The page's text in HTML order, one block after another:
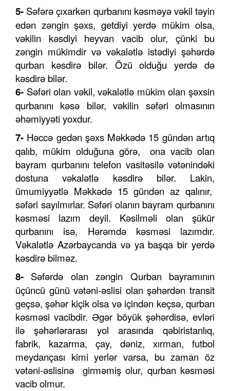
5- Səfərə çıxarkən qurbanını kəsməyə vəkil təyin
edən zəngin şəxs, getdiyi yerdə mükim olsa,
vəkilin kəsdiyi heyvan vacib olur, çünki bu
zəngin mükimdir və vəkalətlə istədiyi şəhərdə
qurban kəsdirə bilər. Özü olduğu yerdə də
kəsdirə bilər.
6- Səfəri olan vəkil, vəkalətlə mükim olan şəxsin
qurbanını kəsə bilər, vəkilin səfəri olmasının
əhəmiyyəti yoxdur.
7- Həccə gedən şəxs Məkkədə 15 gündən artıq
qalıb, mükim olduğuna görə, ona vacib olan
bayram qurbanını telefon vasitəsilə vətənindəki
dostuna vəkalətlə kəsdirə bilər. Lakin,
ümumiyyətlə Məkkədə 15 gündən az qalınır,
səfəri sayılmırlar. Səfəri olanın bayram qurbanını
kəsməsi lazım deyil. Kəsilməli olan şükür
qurbanını isə, Hərəmdə kəsməsi lazımdır.
Vəkalətlə Azərbaycanda və ya başqa bir yerdə
kəsdirə bilməz.
8- Səfərdə olan zəngin Qurban bayramının
üçüncü günü vətəni-əslisi olan şəhərdən transit
geçsə, şəhər kiçik olsa və içindən keçsə, qurban
kəsməsi vacibdir. Əgər böyük şəhərdisə, evləri
ilə şəhərlərarası yol arasında qəbiristanlıq,
fabrik, kazarma, çay, dəniz, xırman, futbol
meydançası kimi yerlər varsa, bu zaman öz
vətəni-əslisinə girməmiş olur, qurban kəsməsi
vacib olmur.